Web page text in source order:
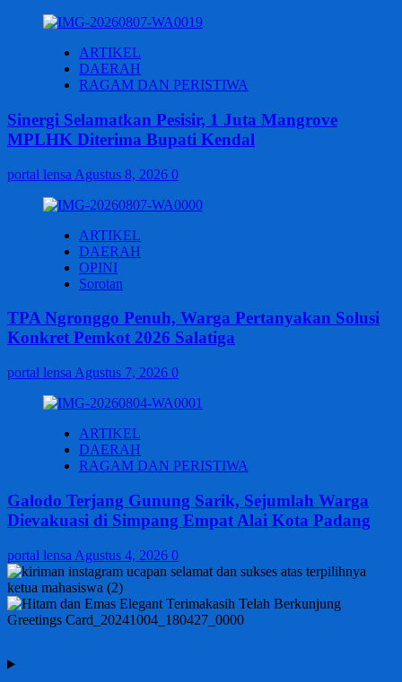
ARTIKEL
DAERAH
RAGAM DAN PERISTIWA
Sinergi Selamatkan Pesisir, 1 Juta Mangrove
MPLHK Diterima Bupati Kendal
portal lensa Agustus 8, 2026 0
ARTIKEL
DAERAH
OPINI
Sorotan
TPA Ngronggo Penuh, Warga Pertanyakan Solusi
Konkret Pemkot 2026 Salatiga
portal lensa Agustus 7, 2026 0
ARTIKEL
DAERAH
RAGAM DAN PERISTIWA
Galodo Terjang Gunung Sarik, Sejumlah Warga
Dievakuasi di Simpang Empat Alai Kota Padang
portal lensa Agustus 4, 2026 0